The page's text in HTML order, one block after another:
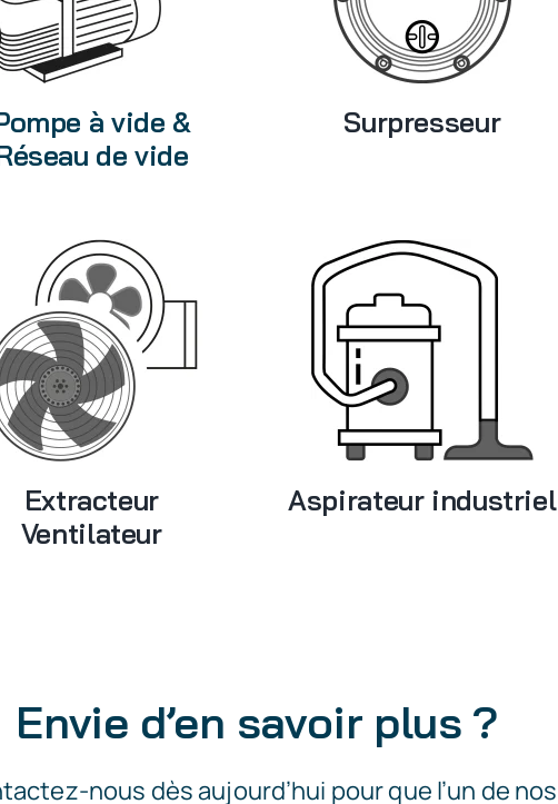
à vide &
de vide
Surpresseur
Extracteur
Ventilateur
Aspirateur industriel
Envie d’en savoir plus ?
nous dès aujourd’hui pour que l’un de nos